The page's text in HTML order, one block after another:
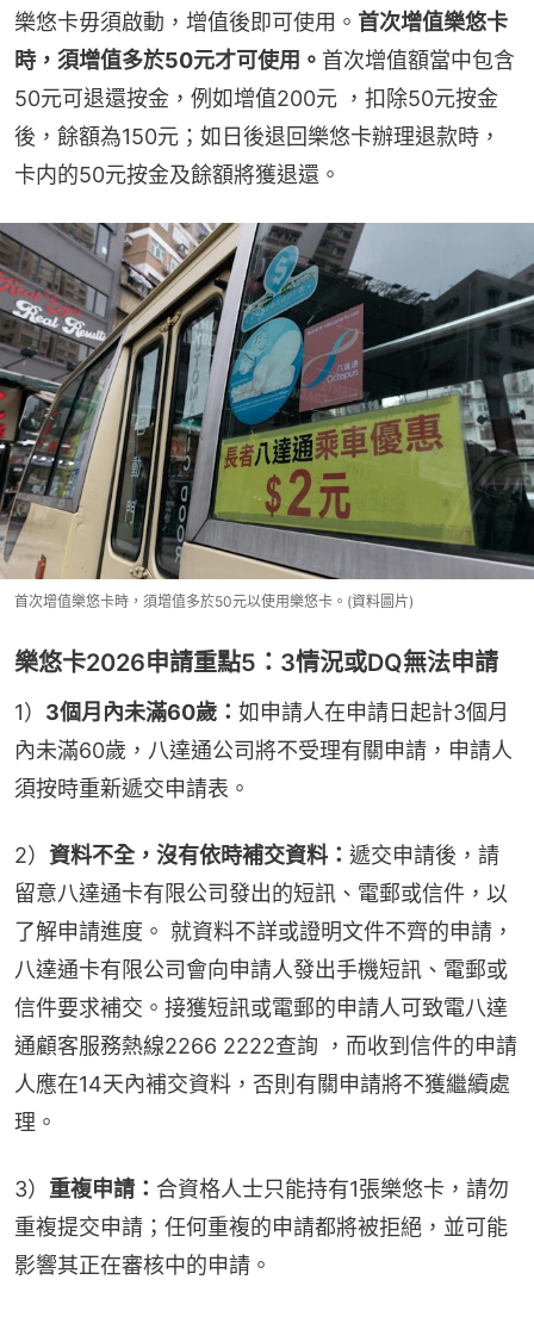
樂悠卡毋須啟動，增值後即可使用。 首次增值樂悠卡
時，須增值多於50元才可使用。 首次增值額當中包含
50元可退還按金，例如增值200元 ，扣除50元按金
後，餘額為150元；如日後退回樂悠卡辦理退款時，
卡内的50元按金及餘額將獲退還。
首次增值樂悠卡時，須增值多於50元以使用樂悠卡。(資料圖片)
樂悠卡2026申請重點5：3情況或DQ無法申請
1） 3個月內未滿60歲： 如申請人在申請日起計3個月
內未滿60歲，八達通公司將不受理有關申請，申請人
須按時重新遞交申請表。
2） 資料不全，沒有依時補交資料： 遞交申請後，請
留意八達通卡有限公司發出的短訊、電郵或信件，以
了解申請進度。 就資料不詳或證明文件不齊的申請，
八達通卡有限公司會向申請人發出手機短訊、電郵或
信件要求補交。接獲短訊或電郵的申請人可致電八達
通顧客服務熱線2266 2222查詢 ，而收到信件的申請
人應在14天內補交資料，否則有關申請將不獲繼續處
理。
3） 重複申請： 合資格人士只能持有1張樂悠卡，請勿
重複提交申請；任何重複的申請都將被拒絕，並可能
影響其正在審核中的申請。